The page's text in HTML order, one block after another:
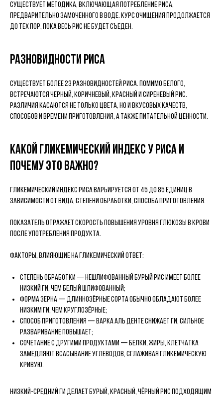
существует методика, включающая потребление риса,
предварительно замоченного в воде. Курс очищения продолжается
до тех пор, пока весь рис не будет съеден.
Разновидности риса
Существует более 23 разновидностей риса. Помимо белого,
встречаются черный, коричневый, красный и сиреневый рис.
Различия касаются не только цвета, но и вкусовых качеств,
способов и времени приготовления, а также питательной ценности.
Какой гликемический индекс у риса и
почему это важно?
Гликемический индекс риса варьируется от 45 до 85 единиц в
зависимости от вида, степени обработки, способа приготовления.
Показатель отражает скорость повышения уровня глюкозы в крови
после употребления продукта.
Факторы, влияющие на гликемический ответ:
степень обработки — нешлифованный бурый рис имеет более
низкий ГИ, чем белый шлифованный;
форма зерна — длиннозёрные сорта обычно обладают более
низким ГИ, чем круглозёрные;
способ приготовления — варка аль денте снижает ГИ, сильное
разваривание повышает;
сочетание с другими продуктами — белки, жиры, клетчатка
замедляют всасывание углеводов, сглаживая гликемическую
кривую.
Низкий-средний ГИ делает бурый, красный, чёрный рис подходящим